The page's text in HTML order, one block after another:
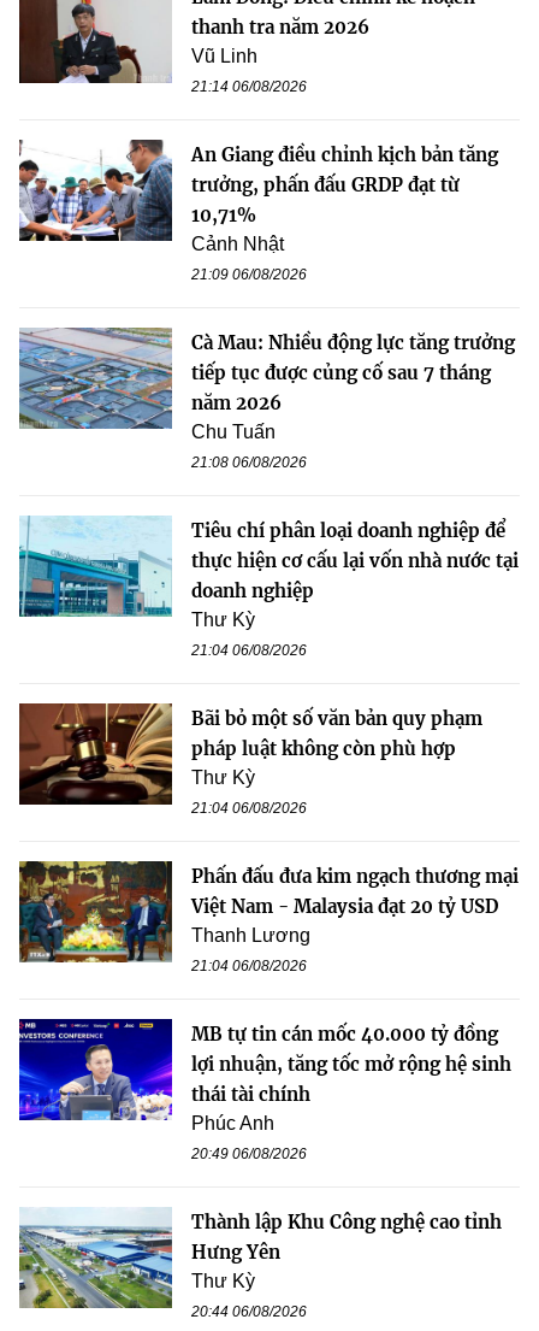
thanh tra năm 2026
Vũ Linh
21:14 06/08/2026
An Giang điều chỉnh kịch bản tăng
trưởng, phấn đấu GRDP đạt từ
10,71%
Cảnh Nhật
21:09 06/08/2026
Cà Mau: Nhiều động lực tăng trưởng
tiếp tục được củng cố sau 7 tháng
năm 2026
Chu Tuấn
21:08 06/08/2026
Tiêu chí phân loại doanh nghiệp để
thực hiện cơ cấu lại vốn nhà nước tại
doanh nghiệp
Thư Kỳ
21:04 06/08/2026
Bãi bỏ một số văn bản quy phạm
pháp luật không còn phù hợp
Thư Kỳ
21:04 06/08/2026
Phấn đấu đưa kim ngạch thương mại
Việt Nam - Malaysia đạt 20 tỷ USD
Thanh Lương
21:04 06/08/2026
MB tự tin cán mốc 40.000 tỷ đồng
lợi nhuận, tăng tốc mở rộng hệ sinh
thái tài chính
Phúc Anh
20:49 06/08/2026
Thành lập Khu Công nghệ cao tỉnh
Hưng Yên
Thư Kỳ
20:44 06/08/2026